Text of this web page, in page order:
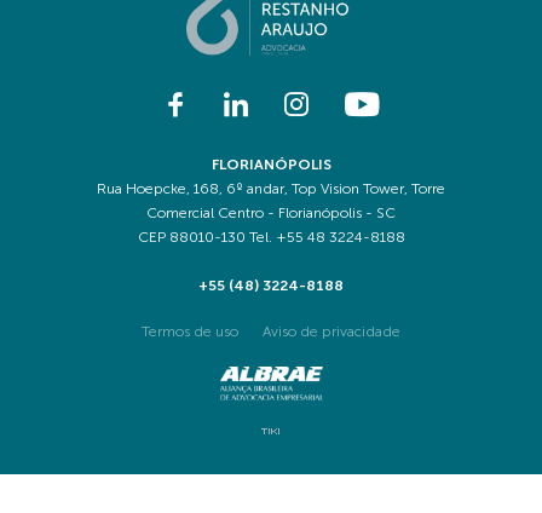
JUNTE-SE A NÓS
FLORIANÓPOLIS
Rua Hoepcke, 168, 6º andar, Top Vision Tower, Torre
Comercial Centro - Florianópolis - SC
CEP 88010-130 Tel. +55 48 3224-8188
+55 (48) 3224-8188
Termos de uso Aviso de privacidade
TIKI